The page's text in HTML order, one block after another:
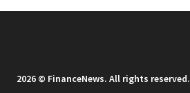
2026 © FinanceNews. All rights reserved.